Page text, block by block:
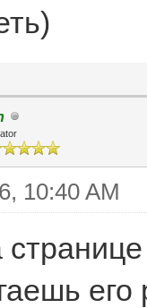
10:40 AM